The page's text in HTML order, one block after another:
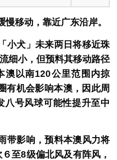
移动，靠近广东沿岸。
小犬」未来两日将移近珠
细小，但预料其移动路径
澳以南120公里范围内掠
有机会影响本澳，因此周
八号风球可能性提升至中
带影响，预料本澳风力将
至8级偏北风及有阵风，